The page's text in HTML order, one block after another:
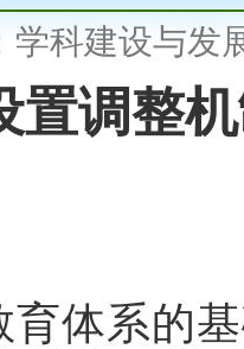
学科建设与发
置调整
育体系的